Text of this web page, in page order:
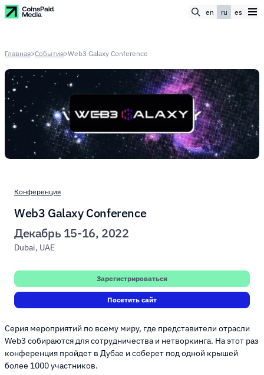
en ru es
Главная>События>Web3 Galaxy Conference
Серия мероприятий по всему миру, где представители отрасли
Web3 собираются для сотрудничества и нетворкинга. На этот раз
конференция пройдет в Дубае и соберет под одной крышей
более 1000 участников.
Конференция
Web3 Galaxy Conference
Декабрь 15-16, 2022
Dubai, UAE
Зарегистрироваться
Посетить сайт